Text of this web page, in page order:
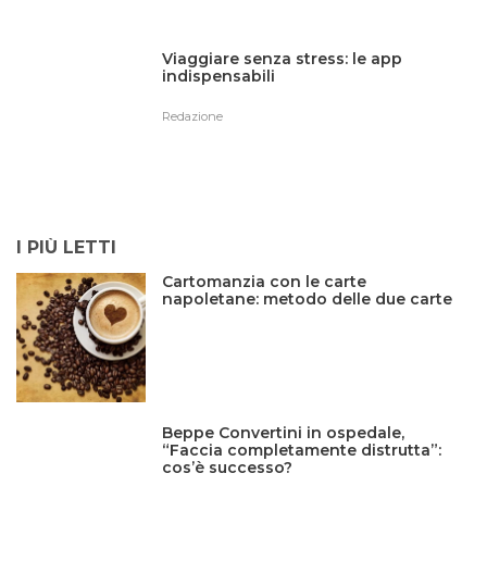
Viaggiare senza stress: le app
indispensabili
Redazione
I PIÙ LETTI
Cartomanzia con le carte
napoletane: metodo delle due carte
Beppe Convertini in ospedale,
“Faccia completamente distrutta”:
cos’è successo?